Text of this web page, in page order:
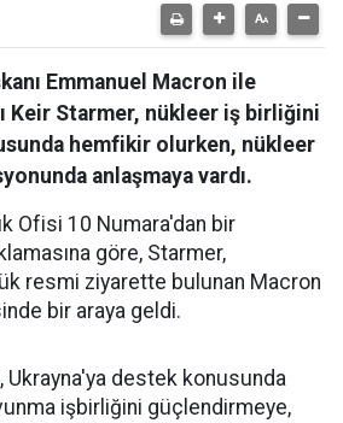
Emmanuel Macron ile
Keir Starmer, nükleer iş birliğini
hemfikir olurken, nükleer
anlaşmaya vardı.
Ofisi 10 Numara'dan bir
göre, Starmer,
resmi ziyarette bulunan Macron
bir araya geldi.
Ukrayna'ya destek konusunda
işbirliğini güçlendirmeye,